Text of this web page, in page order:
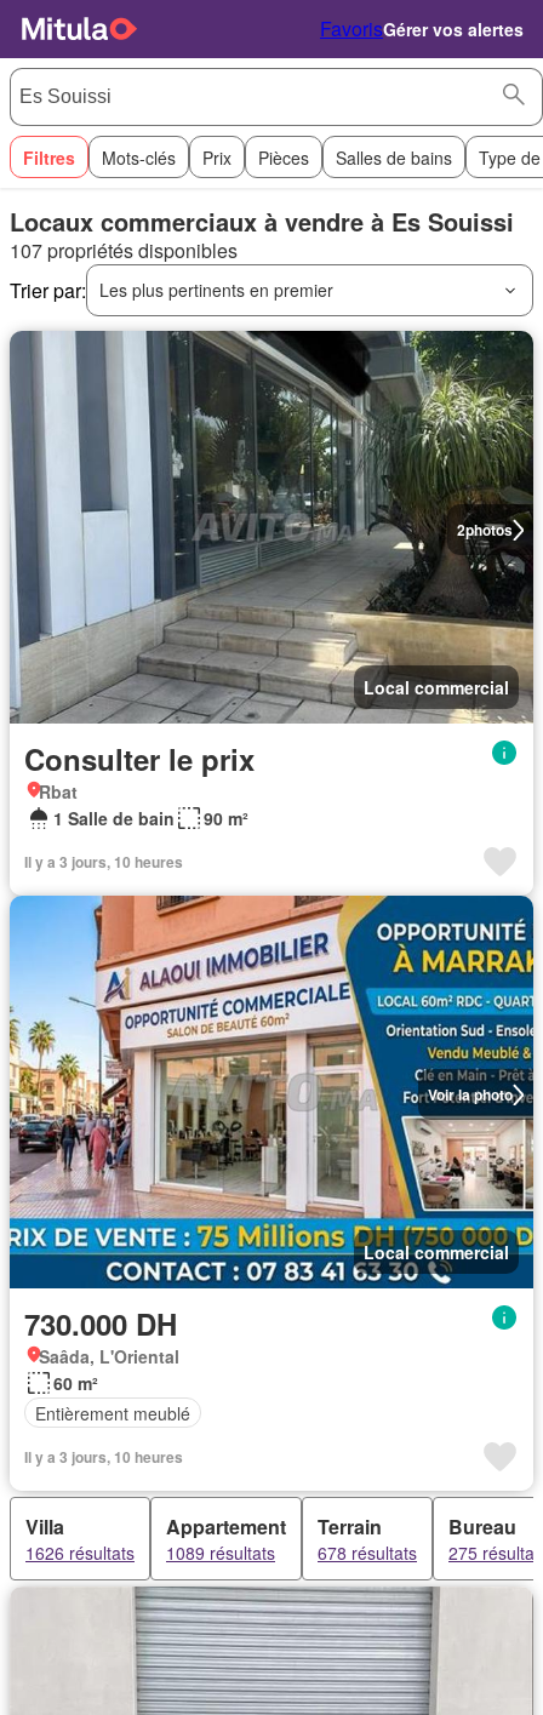
FavorisGérer vos alertes
Filtres Mots-clés Prix Pièces Salles de bains Type
Locaux commerciaux à vendre à Es Souissi
107 propriétés disponibles
Trier par:
Les plus pertinents en premier
2photos
Local commercial
Consulter le prix
Rbat
1 Salle de bain
90 m²
Il y a 3 jours, 10 heures
Voir la photo
Local commercial
730.000 DH
Saâda, L'Oriental
60 m²
Entièrement meublé
Il y a 3 jours, 10 heures
Villa
1626 résultats
Appartement
1089 résultats
Terrain
678 résultats
Bureau
275